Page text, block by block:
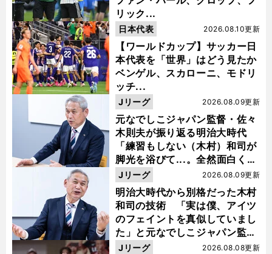
へ
リック...
【ワールドカップ】サッカー日
本代表を「世界」はどう見たか
ベンゲル、スカローニ、モドリ
ッチ...
2026.08.10更新
日本代表
元なでしこジャパン監督・佐々
木則夫が振り返る明治大時代
「練習もしない（木村）和司が
脚光を浴びて...。全然面白くな
い４年間でした」
2026.08.09更新
Jリーグ
明治大時代から別格だった木村
和司の技術 「実は僕、アイツ
のフェイントを真似していまし
た」と元なでしこジャパン監
督・佐々木則夫
2026.08.09更新
Jリーグ
2026.08.08更新
Jリーグ